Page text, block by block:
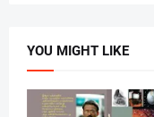
YOU MIGHT LIKE